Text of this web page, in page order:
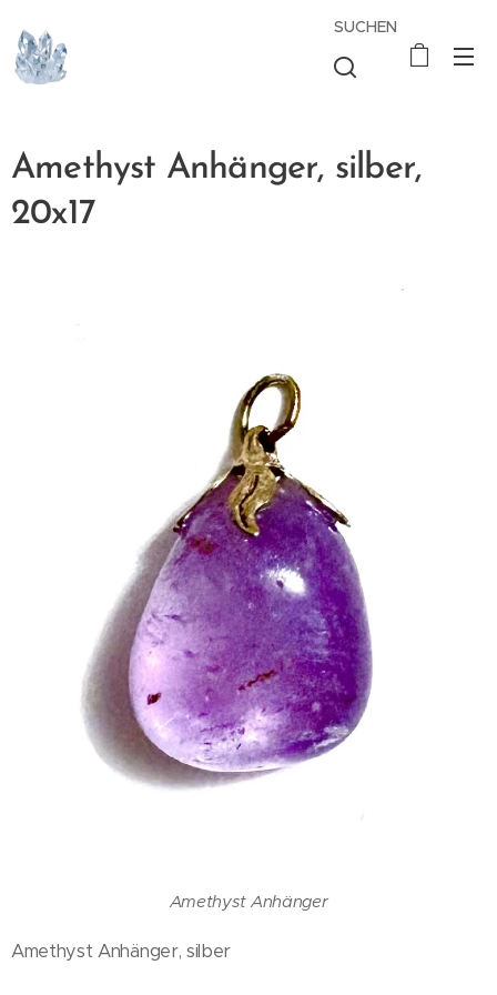
SUCHEN
Amethyst Anhänger, silber,
20x17
Amethyst Anhänger
Amethyst Anhänger, silber